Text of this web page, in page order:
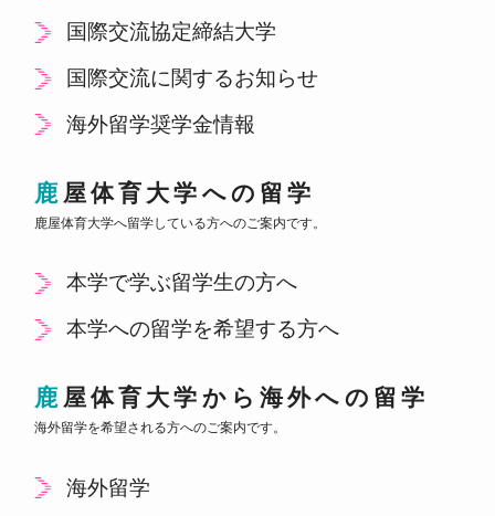
国際交流協定締結大学
国際交流に関するお知らせ
海外留学奨学金情報
鹿屋体育大学への留学
鹿屋体育大学へ留学している方へのご案内です。
本学で学ぶ留学生の方へ
本学への留学を希望する方へ
鹿屋体育大学から海外への留学
海外留学を希望される方へのご案内です。
海外留学